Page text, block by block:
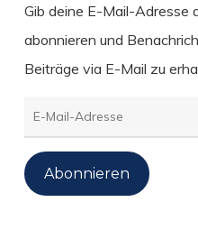
Gib deine E-Mail-Adresse
abonnieren und
Beiträge via E-Mail zu
E-
Mail-
Adresse
Abonnieren